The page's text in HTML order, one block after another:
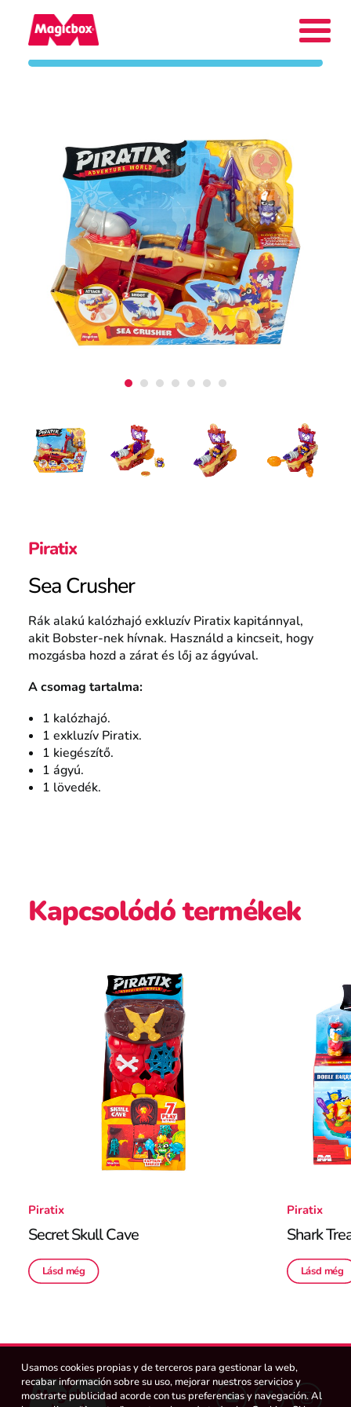
Vállalat
Magyarország
Keresés
Piratix
Sea Crusher
Rák alakú kalózhajó exkluzív Piratix kapitánnyal,
akit Bobster-nek hívnak. Használd a kincseit, hogy
mozgásba hozd a zárat és lőj az ágyúval.
A csomag tartalma:
1 kalózhajó.
1 exkluzív Piratix.
1 kiegészítő.
1 ágyú.
1 lövedék.
Kapcsolódó termékek
Piratix
Secret Skull Cave
Lásd még
Piratix
Shark
Lásd még
Usamos cookies propias y de terceros para gestionar la web,
recabar información sobre su uso, mejorar nuestros servicios y
mostrarte publicidad acorde con tus preferencias y navegación. Al